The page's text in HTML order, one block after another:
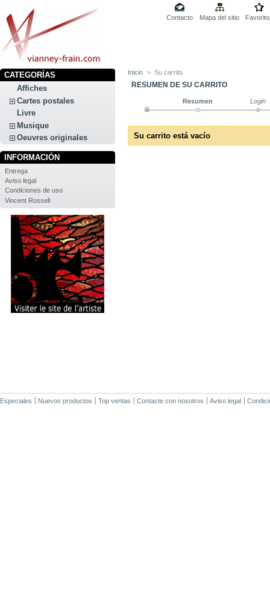
Contacto Mapa del sitio
CATEGORÍAS
Affiches
Cartes postales
Livre
Musique
Oeuvres originales
INFORMACIÓN
Entrega
Aviso legal
Condiciones de uso
Vincent Rossell
Inicio > Su carrito
RESUMEN DE SU CARRITO
Resumen Login
Su carrito está vacío
Especiales Nuevos productos Top ventas Contacte con nosotros Aviso legal